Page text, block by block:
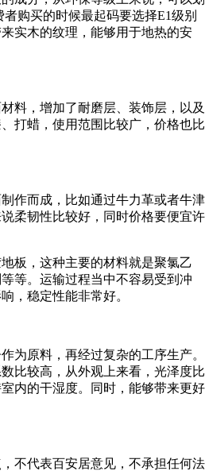
购买的时候最起码要选择E1级别
实木的纹理，能够用于地热的安
料，增加了耐磨层、装饰层，以及
打蜡，使用范围比较广，价格也比
作而成，比如通过牛力革或者牛津
柔韧性比较好，同时价格要便宜许
板，这种主要的材料就是聚氯乙
等。运输过程当中不容易受到冲
，稳定性能非常好。
为原料，再经过复杂的工序生产。
比较高，从外观上来看，光泽度比
内的干湿度。同时，能够带来更好
不代表百安居意见，不承担任何法